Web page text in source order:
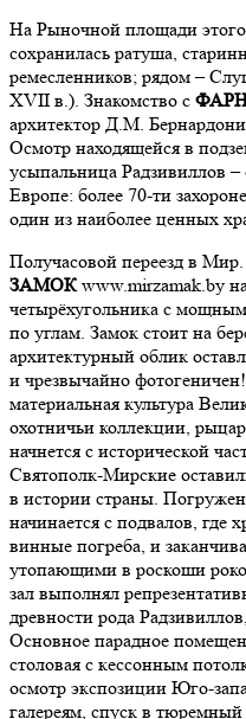
На Рыночной площади
сохранилась ратуша,
ремесленников; рядом –
XVII в.). Знакомство с
архитектор Д.М.
Осмотр находящейся в
усыпальница Радзивиллов
Европе: более 70-ти
один из наиболее ценных
Получасовой переезд в
ЗАМОКwww.mirzamak.by
четырёхугольника с
по углам. Замок стоит на
архитектурный облик
и чрезвычайно
материальная культура
охотничьи коллекции,
начнется с исторической
Святополк-Мирские
в истории страны.
начинается с подвалов, где
винные погреба, и
утопающими в роскоши
зал выполнял
древности рода
Основное парадное
столовая с кессонным
осмотр экспозиции Юго-
галереям, спуск в